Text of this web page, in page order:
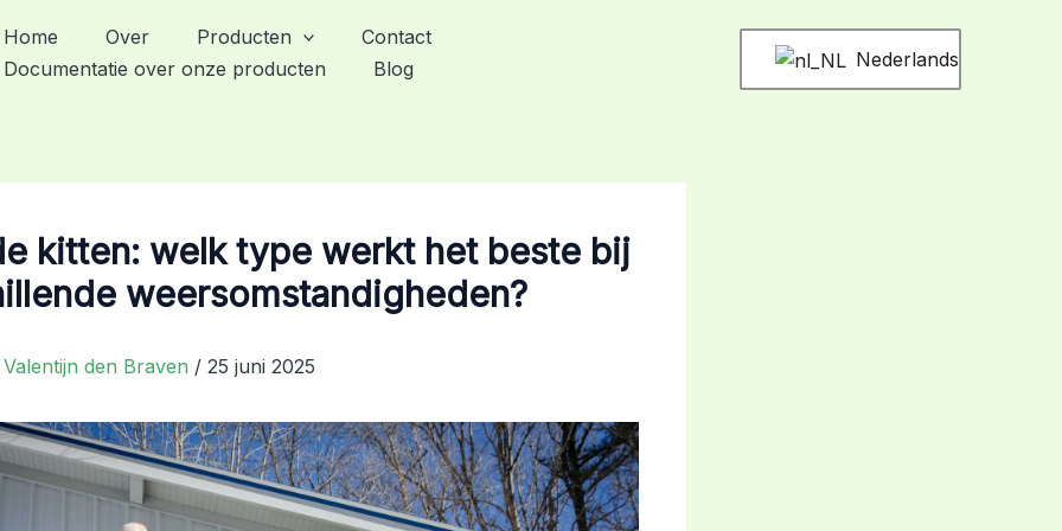
Home Over Producten
Contact
Documentatie over onze producten
Blog Nederlands
kitten: welk type werkt het beste bij
weersomstandigheden?
Valentijn den Braven / 25 juni 2025